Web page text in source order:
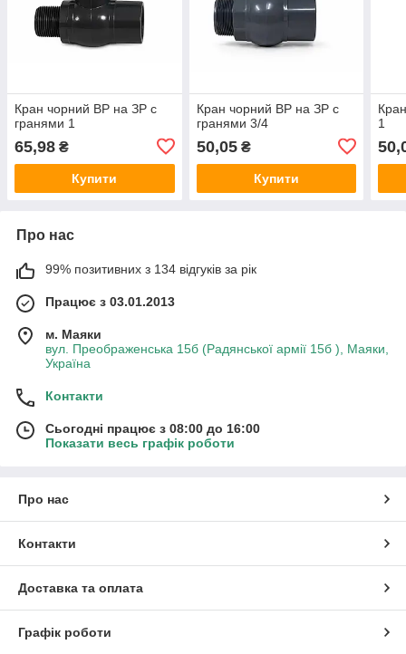
Кран чорний ВР на ЗР с
гранями 1
65,98 ₴
Купити
Кран чорний ВР на ЗР с
гранями 3/4
50,05₴
Купити
1
Про нас
99% позитивних з 134 відгуків за рік
Працює з 03.01.2013
м. Маяки
вул. Преображенська 15б (Радянської армії 15б ), Маяки,
Україна
Контакти
Сьогодні працює з 08:00 до 16:00
Показати весь графік роботи
Про нас
Контакти
Доставка та оплата
Графік роботи